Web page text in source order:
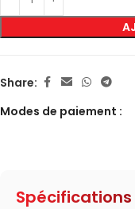
Share:
Modes de paiement :
Spécifications